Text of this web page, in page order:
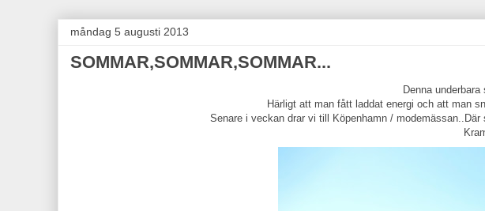
måndag 5 augusti 2013
SOMMAR,SOMMAR,SOMMAR...
Denna
Härligt att man fått laddat energi och att man
Senare i veckan drar vi till Köpenhamn /